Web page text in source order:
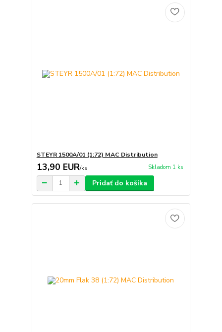
STEYR 1500A/01 (1:72) MAC Distribution
13,90 EUR/ks Skladom 1 ks
Pridať do košíka